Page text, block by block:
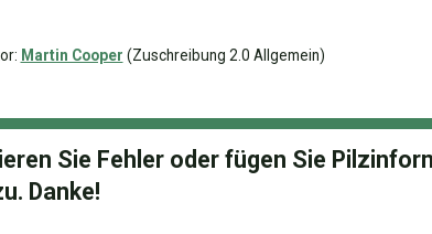
Martin Cooper (Zuschreibung 2.0 Allgemein)